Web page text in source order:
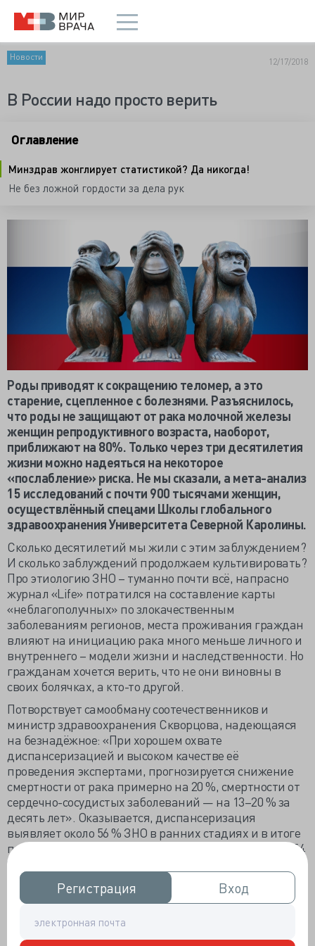
Регистрация
Регистрация Вход
Вход
Новости 12/17/2018
В России надо просто верить
Оглавление
Минздрав жонглирует статистикой? Да никогда!
Не без ложной гордости за дела рук
Роды приводят к сокращению теломер, а это
старение, сцепленное с болезнями. Разъяснилось,
что роды не защищают от рака молочной железы
женщин репродуктивного возраста, наоборот,
приближают на 80%. Только через три десятилетия
жизни можно надеяться на некоторое
«послабление» риска. Не мы сказали, а мета-анализ
15 исследований с почти 900 тысячами женщин,
осуществлённый спецами Школы глобального
здравоохранения Университета Северной Каролины.
Сколько десятилетий мы жили с этим заблуждением?
И сколько заблуждений продолжаем культивировать?
Про этиологию ЗНО – туманно почти всё, напрасно
журнал «Life» потратился на составление карты
«неблагополучных» по злокачественным
заболеваниям регионов, места проживания граждан
влияют на инициацию рака много меньше личного и
внутреннего – модели жизни и наследственности. Но
гражданам хочется верить, что не они виновны в
своих болячках, а кто-то другой.
Потворствует самообману соотечественников и
министр здравоохранения Скворцова, надеющаяся
на безнадёжное: «При хорошем охвате
диспансеризацией и высоком качестве её
проведения экспертами, прогнозируется снижение
смертности от рака примерно на 20 %, смертности от
сердечно-сосудистых заболеваний — на 13–20 % за
десять лет». Оказывается, диспансеризация
выявляет около 56 % ЗНО в ранних стадиях и в итоге
привела к росту 5-летней выживаемости «почти до 54
%» и «снижению смертности».
Крутейшие цифры, когда многомиллионная
диспансеризация с миллиардными затратами за год
выявляет сотые проценты первичных ЗНО. Поверим,
что министр просто заблуждается, ведь главный